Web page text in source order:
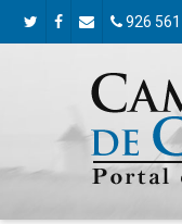
926